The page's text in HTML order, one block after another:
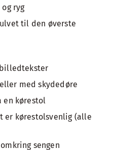
ryg
til den øverste
med skydedøre
en kørestol
er kørestolsvenlig (alle
sengen